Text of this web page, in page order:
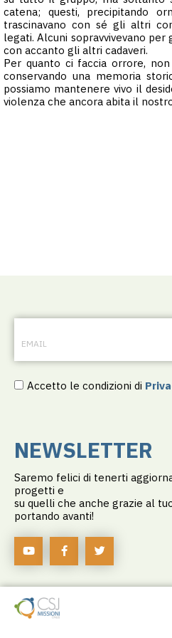
catena; questi, precipitando
trascinavano con sé gli altri
legati. Alcuni sopravvivevano
con accanto gli altri cadaveri.
Per quanto ci faccia orrore,
conservando una memoria
possiamo mantenere vivo il
violenza che ancora abita il
Accetto le condizioni di
NEWSLETTER
Saremo felici di tenerti
progetti e
su quelli che anche grazie al
portando avanti!